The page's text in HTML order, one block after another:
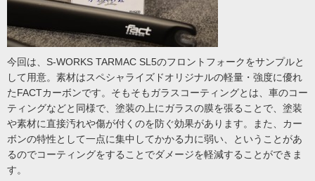
今回は、S-WORKS TARMAC SL5のフロントフォークをサンプルと
して用意。素材はスペシャライズドオリジナルの軽量・強度に優れ
たFACTカーボンです。そもそもガラスコーティングとは、車のコー
ティングなどと同様で、塗装の上にガラスの膜を張ることで、塗装
や素材に直接汚れや傷が付くのを防ぐ効果があります。また、カー
ボンの特性として一点に集中してかかる力に弱い、ということがあ
るのでコーティングをすることでダメージを軽減することができま
す。